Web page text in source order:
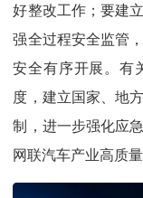
好整改工作；要建
强全过程安全监管
安全有序开展。有
度，建立国家、地
制，进一步强化应
网联汽车产业高质量